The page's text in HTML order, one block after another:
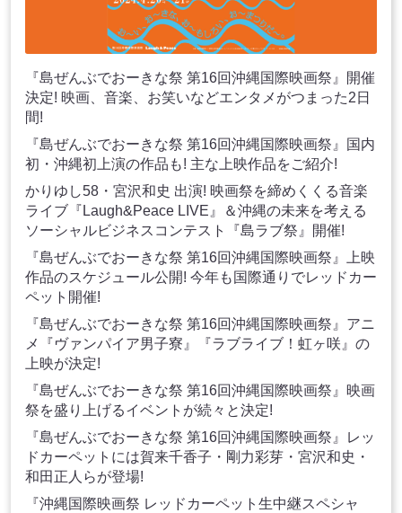
『島ぜんぶでおーきな祭 第16回沖縄国際映画祭』開催
決定! 映画、音楽、お笑いなどエンタメがつまった2日
間!
『島ぜんぶでおーきな祭 第16回沖縄国際映画祭』国内
初・沖縄初上演の作品も! 主な上映作品をご紹介!
かりゆし58・宮沢和史 出演! 映画祭を締めくくる音楽
ライブ『Laugh&Peace LIVE』＆沖縄の未来を考える
ソーシャルビジネスコンテスト『島ラブ祭』開催!
『島ぜんぶでおーきな祭 第16回沖縄国際映画祭』上映
作品のスケジュール公開! 今年も国際通りでレッドカー
ペット開催!
『島ぜんぶでおーきな祭 第16回沖縄国際映画祭』アニ
メ『ヴァンパイア男子寮』『ラブライブ！虹ヶ咲』の
上映が決定!
『島ぜんぶでおーきな祭 第16回沖縄国際映画祭』映画
祭を盛り上げるイベントが続々と決定!
『島ぜんぶでおーきな祭 第16回沖縄国際映画祭』レッ
ドカーペットには賀来千香子・剛力彩芽・宮沢和史・
和田正人らが登場!
『沖縄国際映画祭 レッドカーペット生中継スペシャ